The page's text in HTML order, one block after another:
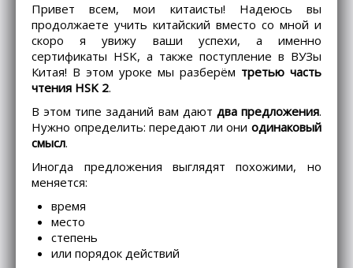
Привет всем, мои китаисты! Надеюсь вы
продолжаете учить китайский вместо со мной и
скоро я увижу ваши успехи, а именно
сертификаты HSK, а также поступление в ВУЗы
Китая! В этом уроке мы разберём третью часть
чтения HSK 2.
В этом типе заданий вам дают два предложения.
Нужно определить: передают ли они одинаковый
смысл.
Иногда предложения выглядят похожими, но
меняется:
время
место
степень
или порядок действий